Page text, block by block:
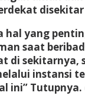
disekitar
hal yang
saat
di sekitarnya,
instansi
ini” Tutupnya.